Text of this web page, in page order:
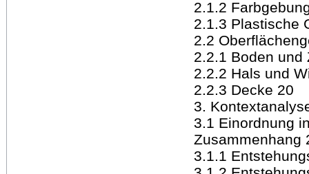
2.1.2
2.1.3 Plastische
2.2
2.2.1 Boden und
2.2.2 Hals und
2.2.3 Decke 20
3.
3.1 Einordnung
Zusammenhang
3.1.1